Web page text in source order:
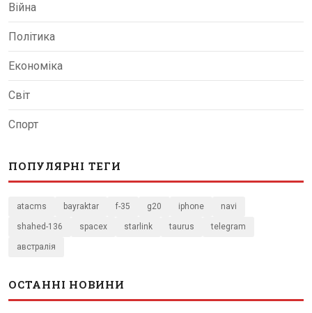
Війна
Політика
Економіка
Світ
Спорт
ПОПУЛЯРНІ ТЕГИ
atacms bayraktar f-35 g20 iphone navi
shahed-136 spacex starlink taurus telegram
австралія
ОСТАННІ НОВИНИ